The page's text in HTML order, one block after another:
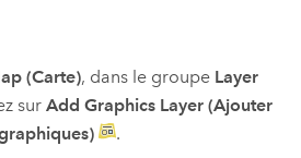
(Carte), dans le groupe Layer
sur Add Graphics Layer (Ajouter
.